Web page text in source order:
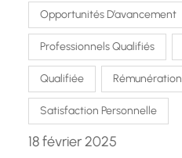
Opportunités D’avancement
Professionnels Qualifiés
Qualifiée Rémunération
Satisfaction Personnelle
18 février 2025